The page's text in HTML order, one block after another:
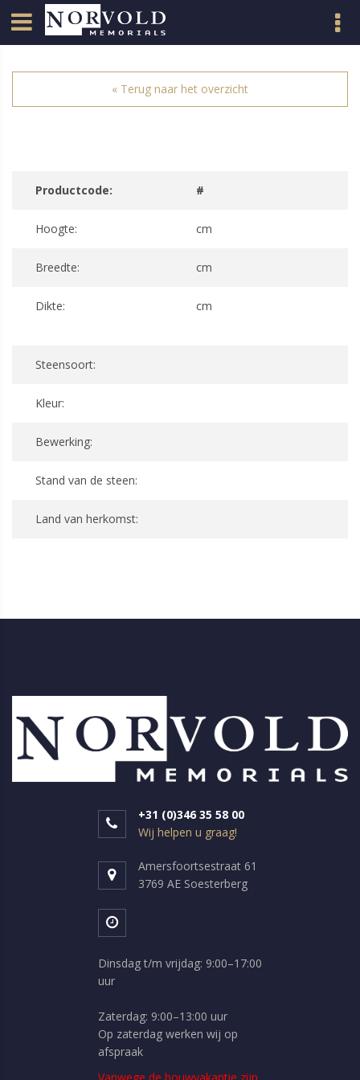
« Terug naar het overzicht
Productcode: #
Hoogte: cm
Breedte: cm
Dikte: cm
Steensoort:
Kleur:
Bewerking:
Stand van de steen:
Land van herkomst:
+31 (0)346 35 58 00
Wij helpen u graag!
Amersfoortsestraat 61
3769 AE Soesterberg
Dinsdag t/m vrijdag: 9:00–17:00
uur
Zaterdag: 9:00–13:00 uur
Op zaterdag werken wij op
afspraak